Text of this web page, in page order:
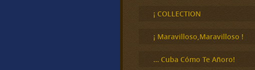
¡ COLLECTION
¡ Maravilloso,Maravilloso !
… Cuba Cómo Te Añoro!